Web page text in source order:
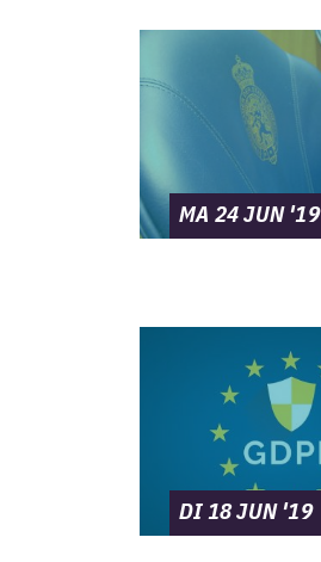
MA 24 JUN '19
DI 18 JUN '19